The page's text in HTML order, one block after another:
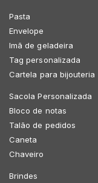
Pasta
Envelope
Imã de geladeira
Tag personalizada
Cartela para bijouteria
Sacola Personalizada
Bloco de notas
Talão de pedidos
Caneta
Chaveiro
Brindes